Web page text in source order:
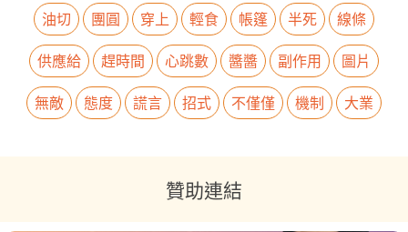
油切 團圓 穿上 輕食 帳篷 半死
線條
供應給
趕時間 心跳數 醬醬 副作用
圖片
無敵
態度 謊言 招式 不僅僅 機制 大業
贊助連結